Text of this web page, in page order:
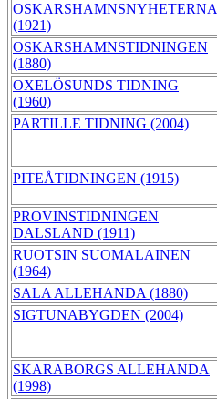
OSKARSHAMNSNYHETERNA
(1921)
OSKARSHAMNSTIDNINGEN
(1880)
OXELÖSUNDS TIDNING
(1960)
PARTILLE TIDNING (2004)
PITEÅTIDNINGEN (1915)
PROVINSTIDNINGEN
DALSLAND (1911)
RUOTSIN SUOMALAINEN
(1964)
SALA ALLEHANDA (1880)
SIGTUNABYGDEN (2004)
SKARABORGS ALLEHANDA
(1998)